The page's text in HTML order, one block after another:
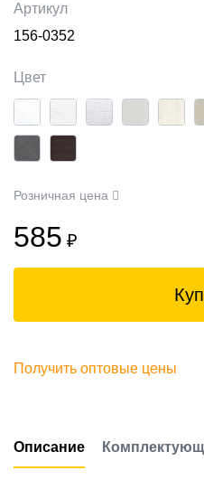
Артикул
156-0352
Цвет
Розничная цена
585 ₽
Получить оптовые цены
Описание